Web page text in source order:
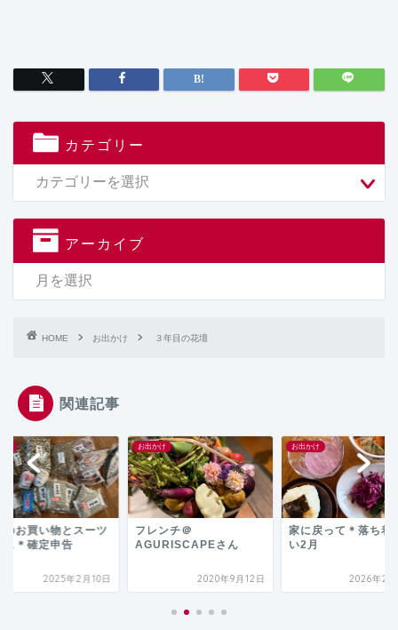
カテゴリー
アーカイブ
HOME お出かけ ３年目の花壇
関連記事
のお買い物とスーツ
ス＊確定申告
2025年2月10日
お出かけ
フレンチ＠
AGURISCAPEさん
2020年9月12日
お出かけ
家に戻って＊落ち着
い2月
2026年2